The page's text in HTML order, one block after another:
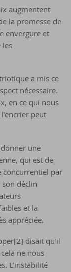
augmentent
la promesse de
envergure et
les
a mis ce
nécessaire.
en ce qui nous
peut
donner une
qui est de
concurrentiel par
déclin
et la
appréciée.
disait qu’il
ne nous
L’instabilité